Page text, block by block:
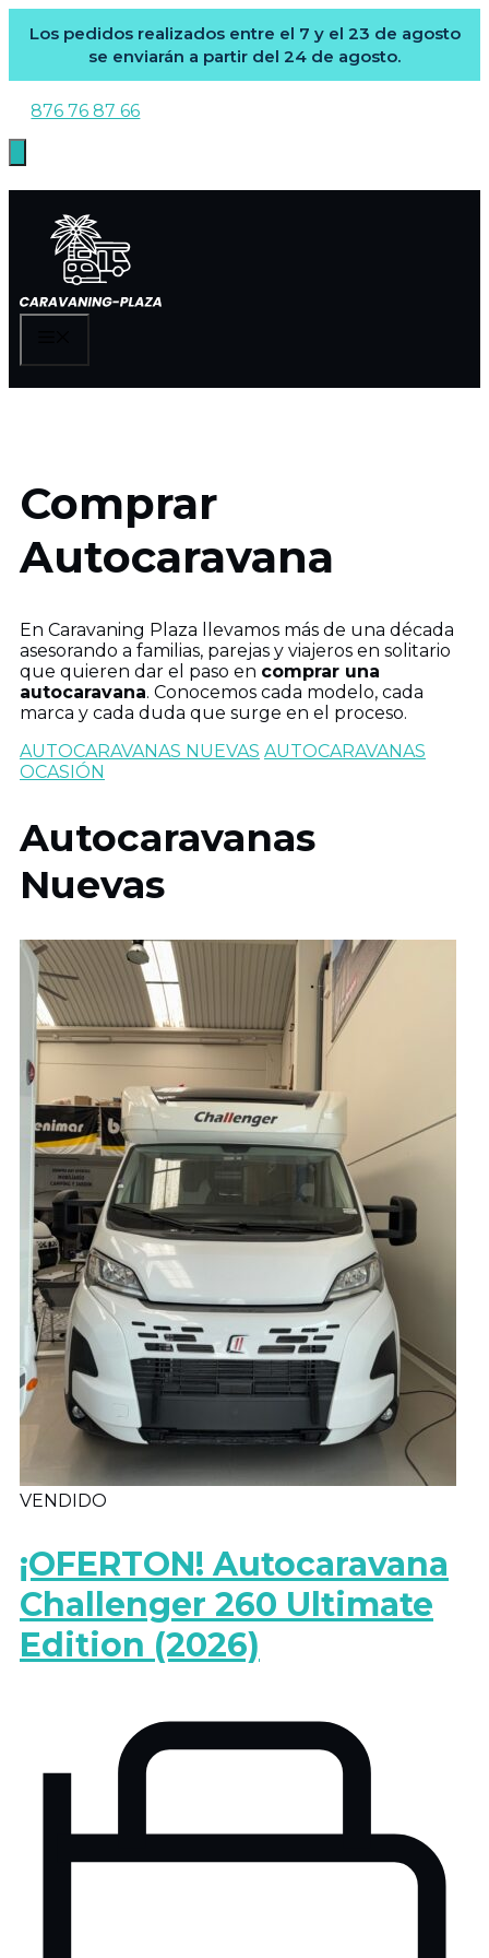
Los pedidos realizados entre el 7 y el 23 de agosto
se enviarán a partir del 24 de agosto.
876 76 87 66
Comprar
Autocaravana
En Caravaning Plaza llevamos más de una década
asesorando a familias, parejas y viajeros en solitario
que quieren dar el paso en comprar una
autocaravana. Conocemos cada modelo, cada
marca y cada duda que surge en el proceso.
AUTOCARAVANAS NUEVAS AUTOCARAVANAS
OCASIÓN
Autocaravanas
Nuevas
VENDIDO
¡OFERTON! Autocaravana
Challenger 260 Ultimate
Edition (2026)